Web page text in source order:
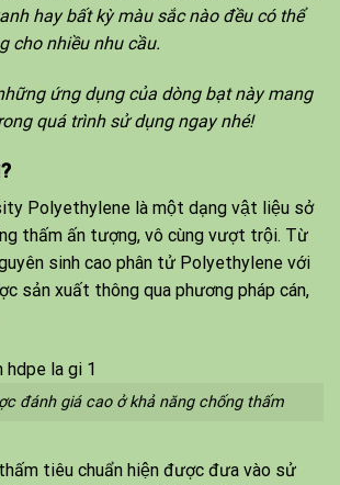
hay bất kỳ màu sắc nào đều có thể
cho nhiều nhu cầu.
ứng dụng của dòng bạt này mang
quá trình sử dụng ngay nhé!
Polyethylene là một dạng vật liệu sở
thấm ấn tượng, vô cùng vượt trội. Từ
sinh cao phân tử Polyethylene với
sản xuất thông qua phương pháp cán,
đánh giá cao ở khả năng chống thấm
tiêu chuẩn hiện được đưa vào sử